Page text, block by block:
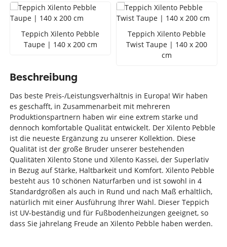
Teppich Xilento Pebble
Taupe | 140 x 200 cm
Teppich Xilento Pebble
Twist Taupe | 140 x 200
cm
Beschreibung
Das beste Preis-/Leistungsverhältnis in Europa! Wir haben
es geschafft, in Zusammenarbeit mit mehreren
Produktionspartnern haben wir eine extrem starke und
dennoch komfortable Qualität entwickelt. Der Xilento Pebble
ist die neueste Ergänzung zu unserer Kollektion. Diese
Qualität ist der große Bruder unserer bestehenden
Qualitäten Xilento Stone und Xilento Kassei, der Superlativ
in Bezug auf Stärke, Haltbarkeit und Komfort. Xilento Pebble
besteht aus 10 schönen Naturfarben und ist sowohl in 4
Standardgrößen als auch in Rund und nach Maß erhältlich,
natürlich mit einer Ausführung Ihrer Wahl. Dieser Teppich
ist UV-beständig und für Fußbodenheizungen geeignet, so
dass Sie jahrelang Freude an Xilento Pebble haben werden.